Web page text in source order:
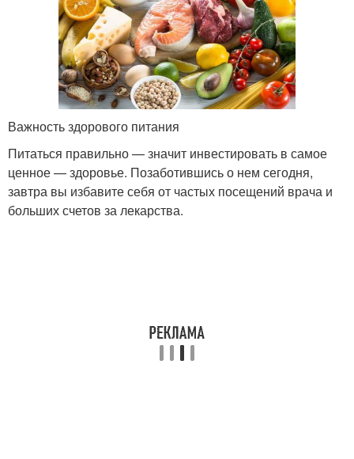
Важность здорового питания
Питаться правильно — значит инвестировать в самое
ценное — здоровье. Позаботившись о нем сегодня,
завтра вы избавите себя от частых посещений врача и
больших счетов за лекарства.